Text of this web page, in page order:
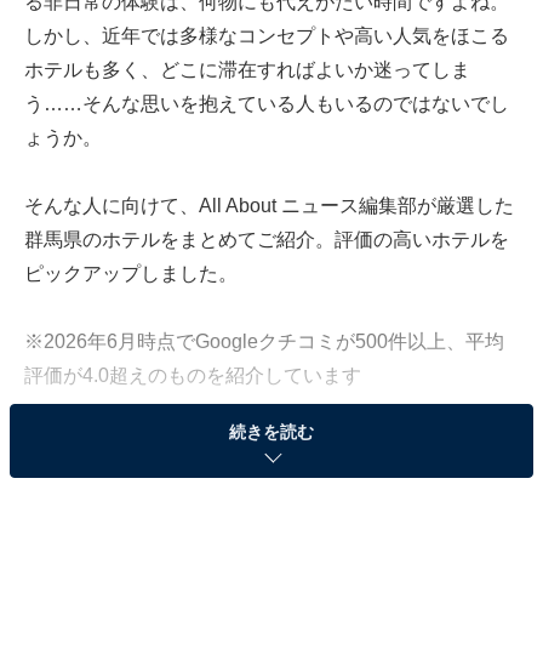
しかし、近年では多様なコンセプトや高い人気をほこる
ホテルも多く、どこに滞在すればよいか迷ってしま
う……そんな思いを抱えている人もいるのではないでし
ょうか。
そんな人に向けて、All About ニュース編集部が厳選した
群馬県のホテルをまとめてご紹介。評価の高いホテルを
ピックアップしました。
※2026年6月時点でGoogleクチコミが500件以上、平均
評価が4.0超えのものを紹介しています
この記事の執筆者：
いもの部
続きを読む